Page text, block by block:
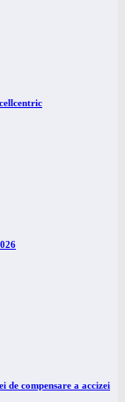
compensare a accizei